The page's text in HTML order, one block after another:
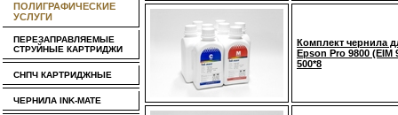
ПОЛИГРАФИЧЕСКИЕ
УСЛУГИ
ПЕРЕЗАПРАВЛЯЕМЫЕ
СТРУЙНЫЕ КАРТРИДЖИ
СНПЧ КАРТРИДЖНЫЕ
ЧЕРНИЛА INK-MATE
Комплект чернила
Epson Pro 9800 (EIM
500*8